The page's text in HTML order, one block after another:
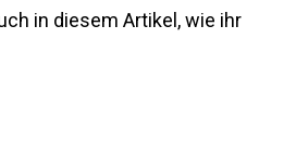
in diesem Artikel, wie ihr